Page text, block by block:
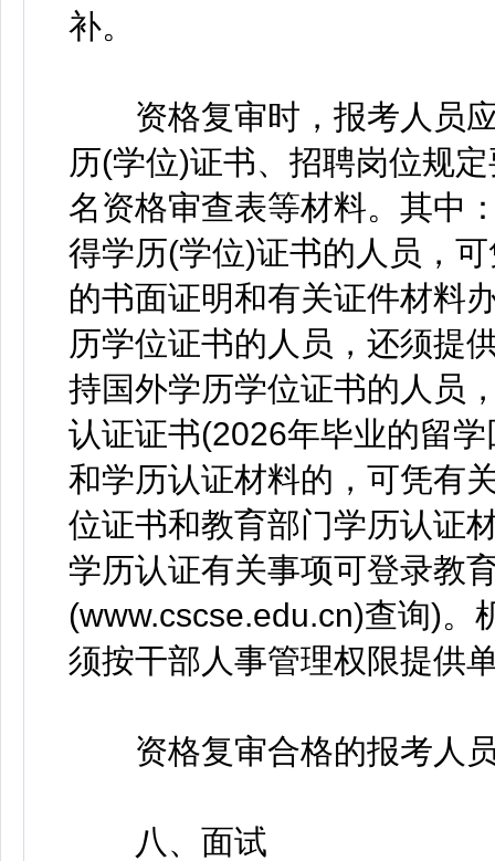
补。
资格复审时，报考人员应
历(学位)证书、招聘岗位规
名资格审查表等材料。其中
得学历(学位)证书的人员，
的书面证明和有关证件材料
历学位证书的人员，还须提
持国外学历学位证书的人员
认证证书(2026年毕业的留
和学历认证材料的，可凭有
位证书和教育部门学历认证
学历认证有关事项可登录教
(www.cscse.edu.cn)查询)。
须按干部人事管理权限提供
资格复审合格的报考人员
八、面试